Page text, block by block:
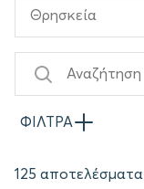
Θρησκεία
ΦΙΛΤΡΑ
125 αποτελέσματα